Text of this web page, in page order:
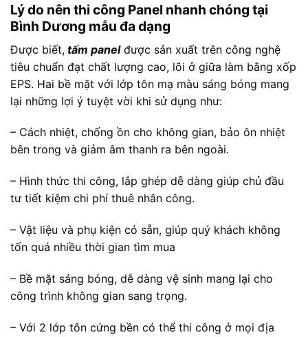
Lý do nên thi công Panel nhanh chóng tại
Bình Dương mẫu đa dạng
Được biết, tấm panelđược sản xuất trên công nghệ
tiêu chuẩn đạt chất lượng cao, lõi ở giữa làm bằng xốp
EPS. Hai bề mặt với lớp tôn mạ màu sáng bóng mang
lại những lợi ý tuyệt vời khi sử dụng như:
– Cách nhiệt, chống ồn cho không gian, bảo ôn nhiệt
bên trong và giảm âm thanh ra bên ngoài.
– Hình thức thi công, lắp ghép dễ dàng giúp chủ đầu
tư tiết kiệm chi phí thuê nhân công.
– Vật liệu và phụ kiện có sẵn, giúp quý khách không
tốn quá nhiều thời gian tìm mua
– Bề mặt sáng bóng, dễ dàng vệ sinh mang lại cho
công trình không gian sang trọng.
– Với 2 lớp tôn cứng bền có thể thi công ở mọi địa